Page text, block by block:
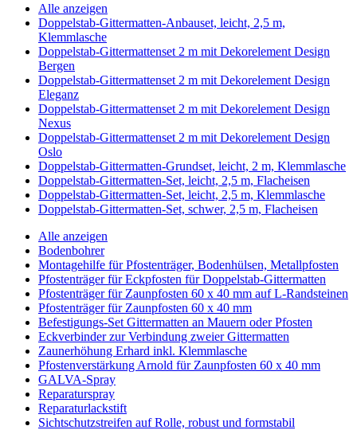
Alle anzeigen
Doppelstab-Gittermatten-Anbauset, leicht, 2,5 m,
Klemmlasche
Doppelstab-Gittermattenset 2 m mit Dekorelement Design
Bergen
Doppelstab-Gittermattenset 2 m mit Dekorelement Design
Eleganz
Doppelstab-Gittermattenset 2 m mit Dekorelement Design
Nexus
Doppelstab-Gittermattenset 2 m mit Dekorelement Design
Oslo
Doppelstab-Gittermatten-Grundset, leicht, 2 m, Klemmlasche
Doppelstab-Gittermatten-Set, leicht, 2,5 m, Flacheisen
Doppelstab-Gittermatten-Set, leicht, 2,5 m, Klemmlasche
Doppelstab-Gittermatten-Set, schwer, 2,5 m, Flacheisen
Alle anzeigen
Bodenbohrer
Montagehilfe für Pfostenträger, Bodenhülsen, Metallpfosten
Pfostenträger für Eckpfosten für Doppelstab-Gittermatten
Pfostenträger für Zaunpfosten 60 x 40 mm auf L-Randsteinen
Pfostenträger für Zaunpfosten 60 x 40 mm
Befestigungs-Set Gittermatten an Mauern oder Pfosten
Eckverbinder zur Verbindung zweier Gittermatten
Zaunerhöhung Erhard inkl. Klemmlasche
Pfostenverstärkung Arnold für Zaunpfosten 60 x 40 mm
GALVA-Spray
Reparaturspray
Reparaturlackstift
Sichtschutzstreifen auf Rolle, robust und formstabil